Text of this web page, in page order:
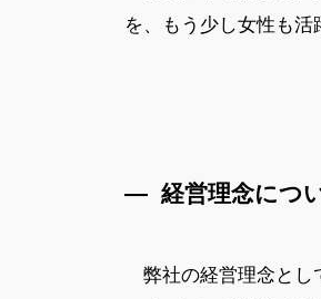
を、もう少し女性も活
— 経営理念につ
弊社の経営理念とし